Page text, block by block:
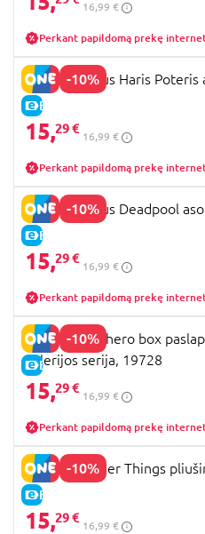
16,99 €
Perkant papildomą prekę
-10%
E-KAINA
YUME Herojus Haris Poteris
15,29 €
16,99 €
Perkant papildomą prekę
-10%
E-KAINA
YUME Herojus Deadpool
15,29 €
16,99 €
Perkant papildomą prekę
-10%
E-KAINA
YUME Stitch hero box
galerijos serija, 19728
15,29 €
16,99 €
Perkant papildomą prekę
-10%
E-KAINA
YUME Stranger Things
15,29 €
16,99 €